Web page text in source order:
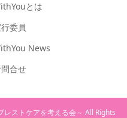
とは
委員
News
合せ
ストケアを考える会～ All Rights